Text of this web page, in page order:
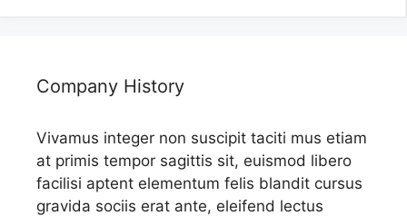
Company History
Vivamus integer non suscipit taciti mus etiam
at primis tempor sagittis sit, euismod libero
facilisi aptent elementum felis blandit cursus
gravida sociis erat ante, eleifend lectus